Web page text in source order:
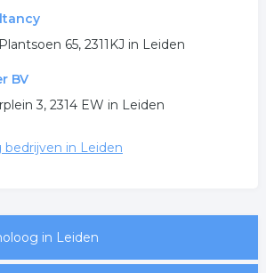
65, 2311KJ in Leiden
BV
3, 2314 EW in Leiden
bedrijven in Leiden
in Leiden